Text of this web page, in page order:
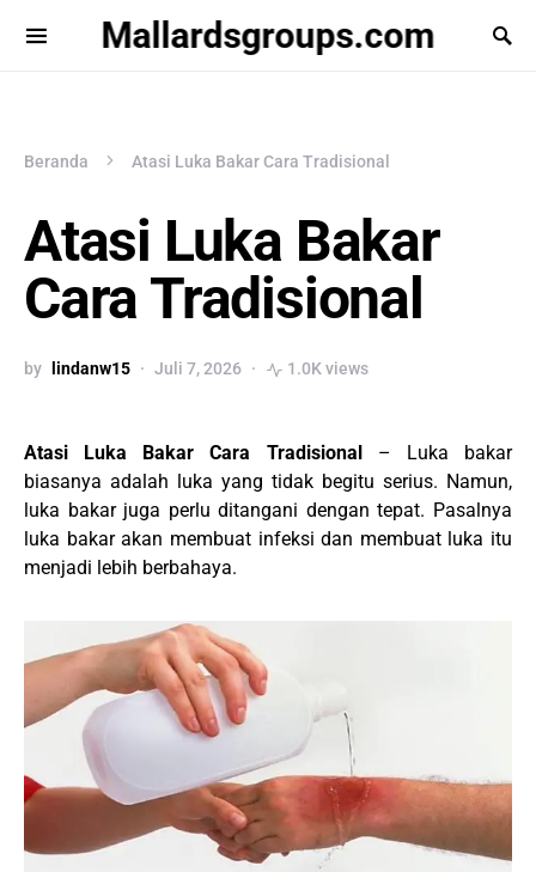
Mallardsgroups.com
Beranda Atasi Luka Bakar Cara Tradisional
Atasi Luka Bakar
Cara Tradisional
by lindanw15 Juli 7, 2026 1.0K views
Atasi Luka Bakar Cara Tradisional– Luka bakar
biasanya adalah luka yang tidak begitu serius. Namun,
luka bakar juga perlu ditangani dengan tepat. Pasalnya
luka bakar akan membuat infeksi dan membuat luka itu
menjadi lebih berbahaya.